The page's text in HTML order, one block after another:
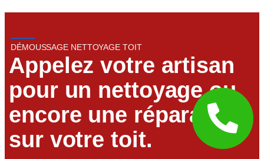
DÉMOUSSAGE NETTOYAGE TOIT
Appelez votre artisan
pour un nettoyage ou
encore une réparation
sur votre toit.